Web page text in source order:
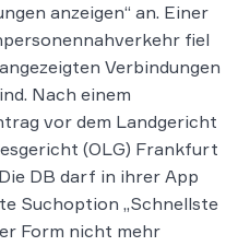
anzeigen“ an. Einer
fiel
Verbindungen
Nach einem
vor dem Landgericht
(OLG) Frankfurt
DB darf in ihrer App
Suchoption „Schnellste
Form nicht mehr